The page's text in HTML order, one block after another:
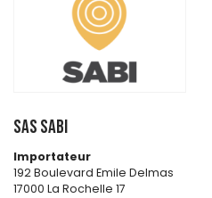
SAS SABI
Importateur
192 Boulevard Emile Delmas
17000 La Rochelle 17